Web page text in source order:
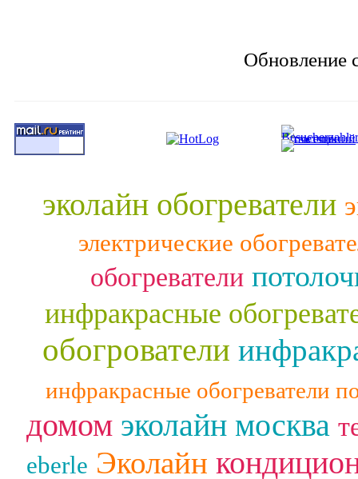
Обновление
эколайн обогреватели
электрические
обогреватели
инфракрасные
обогрователи
инфракрасные обогреватели
домом эколайн москва
eberle Эколайн